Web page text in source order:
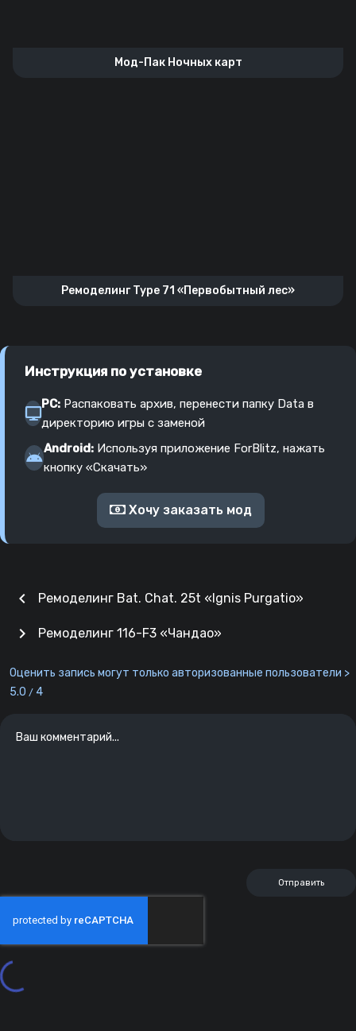
Мод-Пак Ночных карт
Ремоделинг Type 71 «Первобытный лес»
Инструкция по установке
PC: Распаковать архив, перенести папку Data в
директорию игры с заменой
Android: Используя приложение ForBlitz, нажать
кнопку «Скачать»
Хочу заказать мод
chevron_left Ремоделинг Bat. Chat. 25t «Ignis Purgatio»
Ремоделинг 116-F3 «Чандао»
chevron_right
Оценить запись могут только авторизованные пользователи >
5.0 / 4